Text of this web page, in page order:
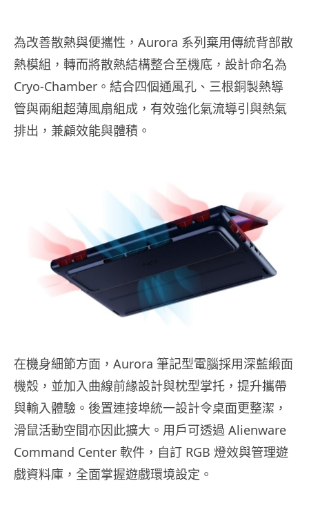
為改善散熱與便攜性，Aurora 系列棄用傳統背部散
熱模組，轉而將散熱結構整合至機底，設計命名為
Cryo-Chamber。結合四個通風孔、三根銅製熱導
管與兩組超薄風扇組成，有效強化氣流導引與熱氣
排出，兼顧效能與體積。
在機身細節方面，Aurora 筆記型電腦採用深藍緞面
機殼，並加入曲線前緣設計與枕型掌托，提升攜帶
與輸入體驗。後置連接埠統一設計令桌面更整潔，
滑鼠活動空間亦因此擴大。用戶可透過 Alienware
Command Center 軟件，自訂 RGB 燈效與管理遊
戲資料庫，全面掌握遊戲環境設定。